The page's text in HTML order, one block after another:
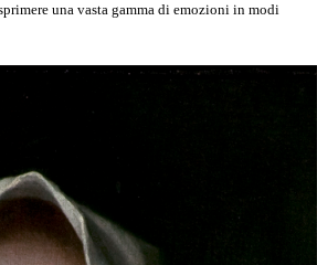
una vasta gamma di emozioni in modi